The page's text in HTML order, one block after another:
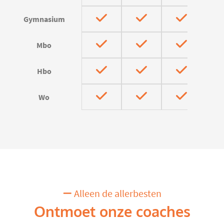
Gymnasium
Mbo
Hbo
Wo
Alleen de allerbesten
Ontmoet onze coaches